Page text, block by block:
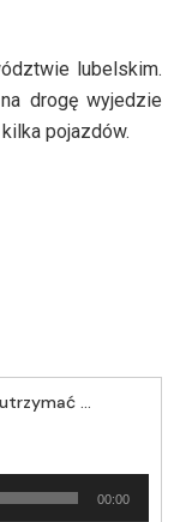
lubelskim.
drogę wyjedzie
pojazdów.
Najnowocześniejszy samochód pomoże utrzymać drogę wojewódzką
00:00